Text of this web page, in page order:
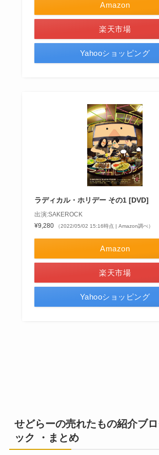
Amazon
楽天市場
Yahooショッピング
ラディカル・ホリデー その1 [DVD]
出演:SAKEROCK
¥9,280
（2022/05/02 15:16時点 | Amazon調べ）
Amazon
楽天市場
Yahooショッピング
せどらーの売れたもの紹介ブ
ック ・まとめ